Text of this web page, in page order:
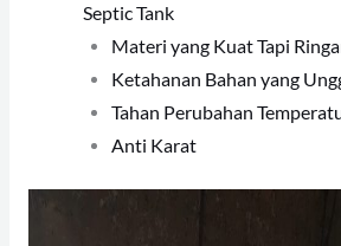
Septic Tank
Materi yang Kuat Tapi
Ketahanan Bahan yang
Tahan Perubahan
Anti Karat